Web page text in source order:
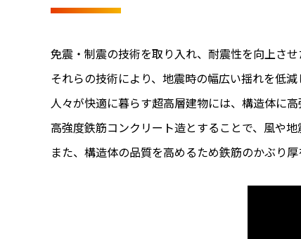
免震・制震の技術を取り入れ、耐震性を向上させ
それらの技術により、地震時の幅広い揺れを低
人々が快適に暮らす超高層建物には、構造体に高
高強度鉄筋コンクリート造とすることで、風や
また、構造体の品質を高めるため鉄筋のかぶり